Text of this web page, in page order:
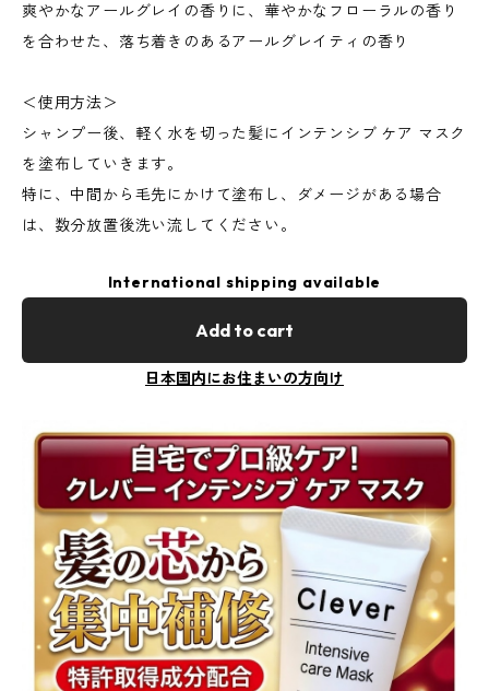
爽やかなアールグレイの香りに、華やかなフローラルの香り
を合わせた、落ち着きのあるアールグレイティの香り
＜使用方法＞
シャンプー後、軽く水を切った髪にインテンシブ ケア マスク
を塗布していきます。
特に、中間から毛先にかけて塗布し、ダメージがある場合
は、数分放置後洗い流してください。
International shipping available
Add to cart
日本国内にお住まいの方向け